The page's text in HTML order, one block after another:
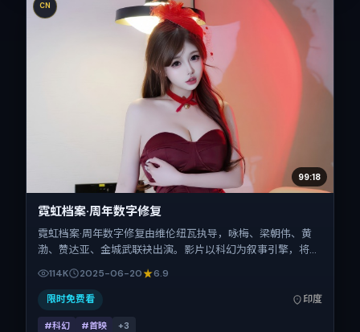
CN
99:18
霓虹档案·周年数字修复
霓虹档案·周年数字修复由维伦纽瓦执导，咏梅、梁朝伟、黄
渤、赞达亚、金城武联袂出演。影片以科幻为叙事引擎，将故
事锚定在印度，借当代中国的现实肌理推进人物抉择与反转。
2025年6月20日于印度首映（暑期档），片长108分钟，适合
喜欢强情节与细腻表演的观众。
114K 2025-06-20 6.9
限时免费看 印度
#科幻 #首映 +3